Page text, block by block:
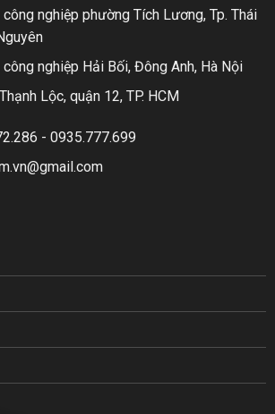
nghiệp phường Tích Lương, Tp. Thái
nghiệp Hải Bối, Đông Anh, Hà Nội
Lộc, quận 12, TP. HCM
- 0935.777.699